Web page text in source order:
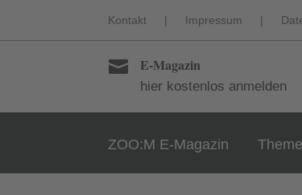
Kontakt | Impressum |
 E-Magazin
hier kostenlos anmelden
ZOO:M E-Magazin